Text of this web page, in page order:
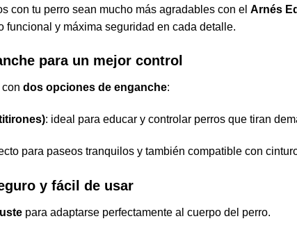
con tu perro sean mucho más agradables con el Arnés
funcional y máxima seguridad en cada detalle.
para un mejor control
dos opciones de enganche:
: ideal para educar y controlar perros que tiran
para paseos tranquilos y también compatible con
y fácil de usar
para adaptarse perfectamente al cuerpo del perro.